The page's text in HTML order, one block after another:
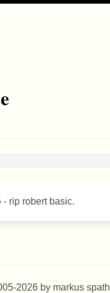
- rip robert basic.
2026 by markus spath